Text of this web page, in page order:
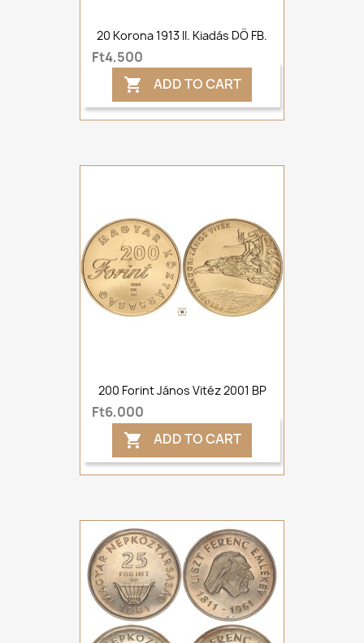
20 Korona 1913 II. Kiadás DÖ FB.
Ft4,500
 ADD TO CART
200 Forint János Vitéz 2001 BP
Ft6,000
 ADD TO CART